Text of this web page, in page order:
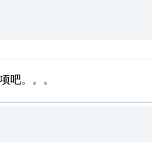
吧。。。